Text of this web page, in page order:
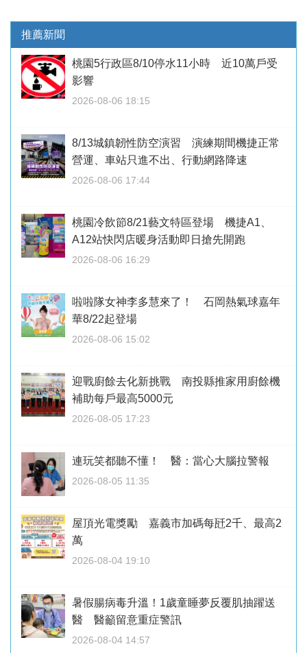
推薦新聞
桃園5行政區8/10停水11小時 近10萬戶受
影響
2026-08-06 18:15
8/13城鎮韌性防空演習 演練期間機捷正常
營運、車站只進不出、行動網路降速
2026-08-06 17:44
桃園冷飲節8/21藝文特區登場 機捷A1、
A12站快閃店暖身活動即日搶先開跑
2026-08-06 16:29
啦啦隊女神李多慧來了！ 石岡熱氣球嘉年
華8/22起登場
2026-08-06 15:02
迎戰廚餘去化新挑戰 南投縣推家用廚餘機
補助每戶最高5000元
2026-08-05 17:23
連玩笑都聽不懂！ 醫：當心大腦拉警報
2026-08-05 11:35
屋頂光電獎勵 嘉義市加碼每瓩2千、最高2
萬
2026-08-04 19:10
暑假腸病毒升溫！1歲童睡夢反覆肌抽躍送
醫 醫籲留意重症警訊
2026-08-04 14:57